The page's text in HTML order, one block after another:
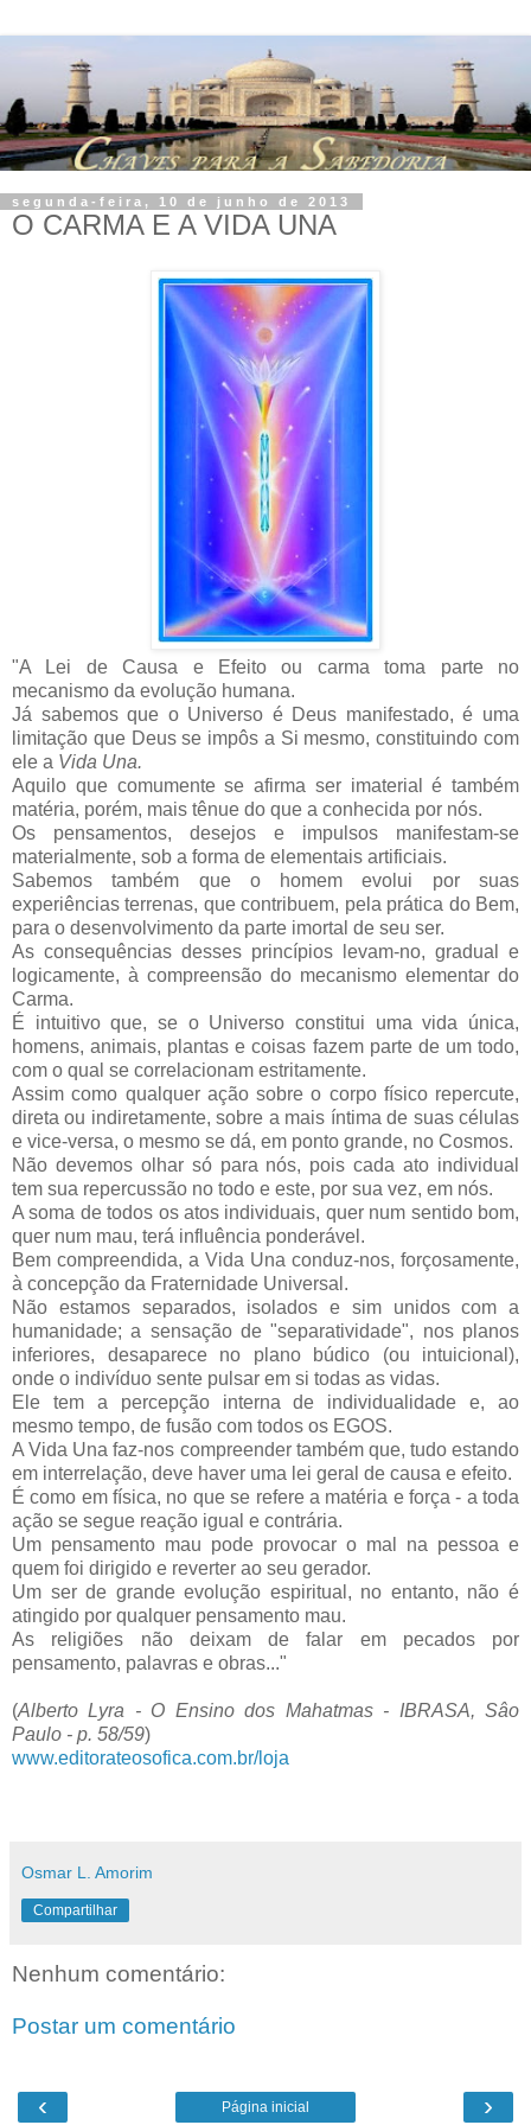
segunda-feira, 10 de junho de 2013
O CARMA E A VIDA UNA
"A Lei de Causa e Efeito ou carma toma parte no
mecanismo da evolução humana.
Já sabemos que o Universo é Deus manifestado, é uma
limitação que Deus se impôs a Si mesmo, constituindo com
ele a Vida Una.
Aquilo que comumente se afirma ser imaterial é também
matéria, porém, mais tênue do que a conhecida por nós.
Os pensamentos, desejos e impulsos manifestam-se
materialmente, sob a forma de elementais artificiais.
Sabemos também que o homem evolui por suas
experiências terrenas, que contribuem, pela prática do Bem,
para o desenvolvimento da parte imortal de seu ser.
As consequências desses princípios levam-no, gradual e
logicamente, à compreensão do mecanismo elementar do
Carma.
É intuitivo que, se o Universo constitui uma vida única,
homens, animais, plantas e coisas fazem parte de um todo,
com o qual se correlacionam estritamente.
Assim como qualquer ação sobre o corpo físico repercute,
direta ou indiretamente, sobre a mais íntima de suas células
e vice-versa, o mesmo se dá, em ponto grande, no Cosmos.
Não devemos olhar só para nós, pois cada ato individual
tem sua repercussão no todo e este, por sua vez, em nós.
A soma de todos os atos individuais, quer num sentido bom,
quer num mau, terá influência ponderável.
Bem compreendida, a Vida Una conduz-nos, forçosamente,
à concepção da Fraternidade Universal.
Não estamos separados, isolados e sim unidos com a
humanidade; a sensação de "separatividade", nos planos
inferiores, desaparece no plano búdico (ou intuicional),
onde o indivíduo sente pulsar em si todas as vidas.
Ele tem a percepção interna de individualidade e, ao
mesmo tempo, de fusão com todos os EGOS.
A Vida Una faz-nos compreender também que, tudo estando
em interrelação, deve haver uma lei geral de causa e efeito.
É como em física, no que se refere a matéria e força - a toda
ação se segue reação igual e contrária.
Um pensamento mau pode provocar o mal na pessoa e
quem foi dirigido e reverter ao seu gerador.
Um ser de grande evolução espiritual, no entanto, não é
atingido por qualquer pensamento mau.
As religiões não deixam de falar em pecados por
pensamento, palavras e obras..."
(Alberto Lyra - O Ensino dos Mahatmas - IBRASA, Sâo
Paulo - p. 58/59)
www.editorateosofica.com.br/loja
Osmar L. Amorim
Compartilhar
Nenhum comentário:
Postar um comentário
‹ ›
Página inicial